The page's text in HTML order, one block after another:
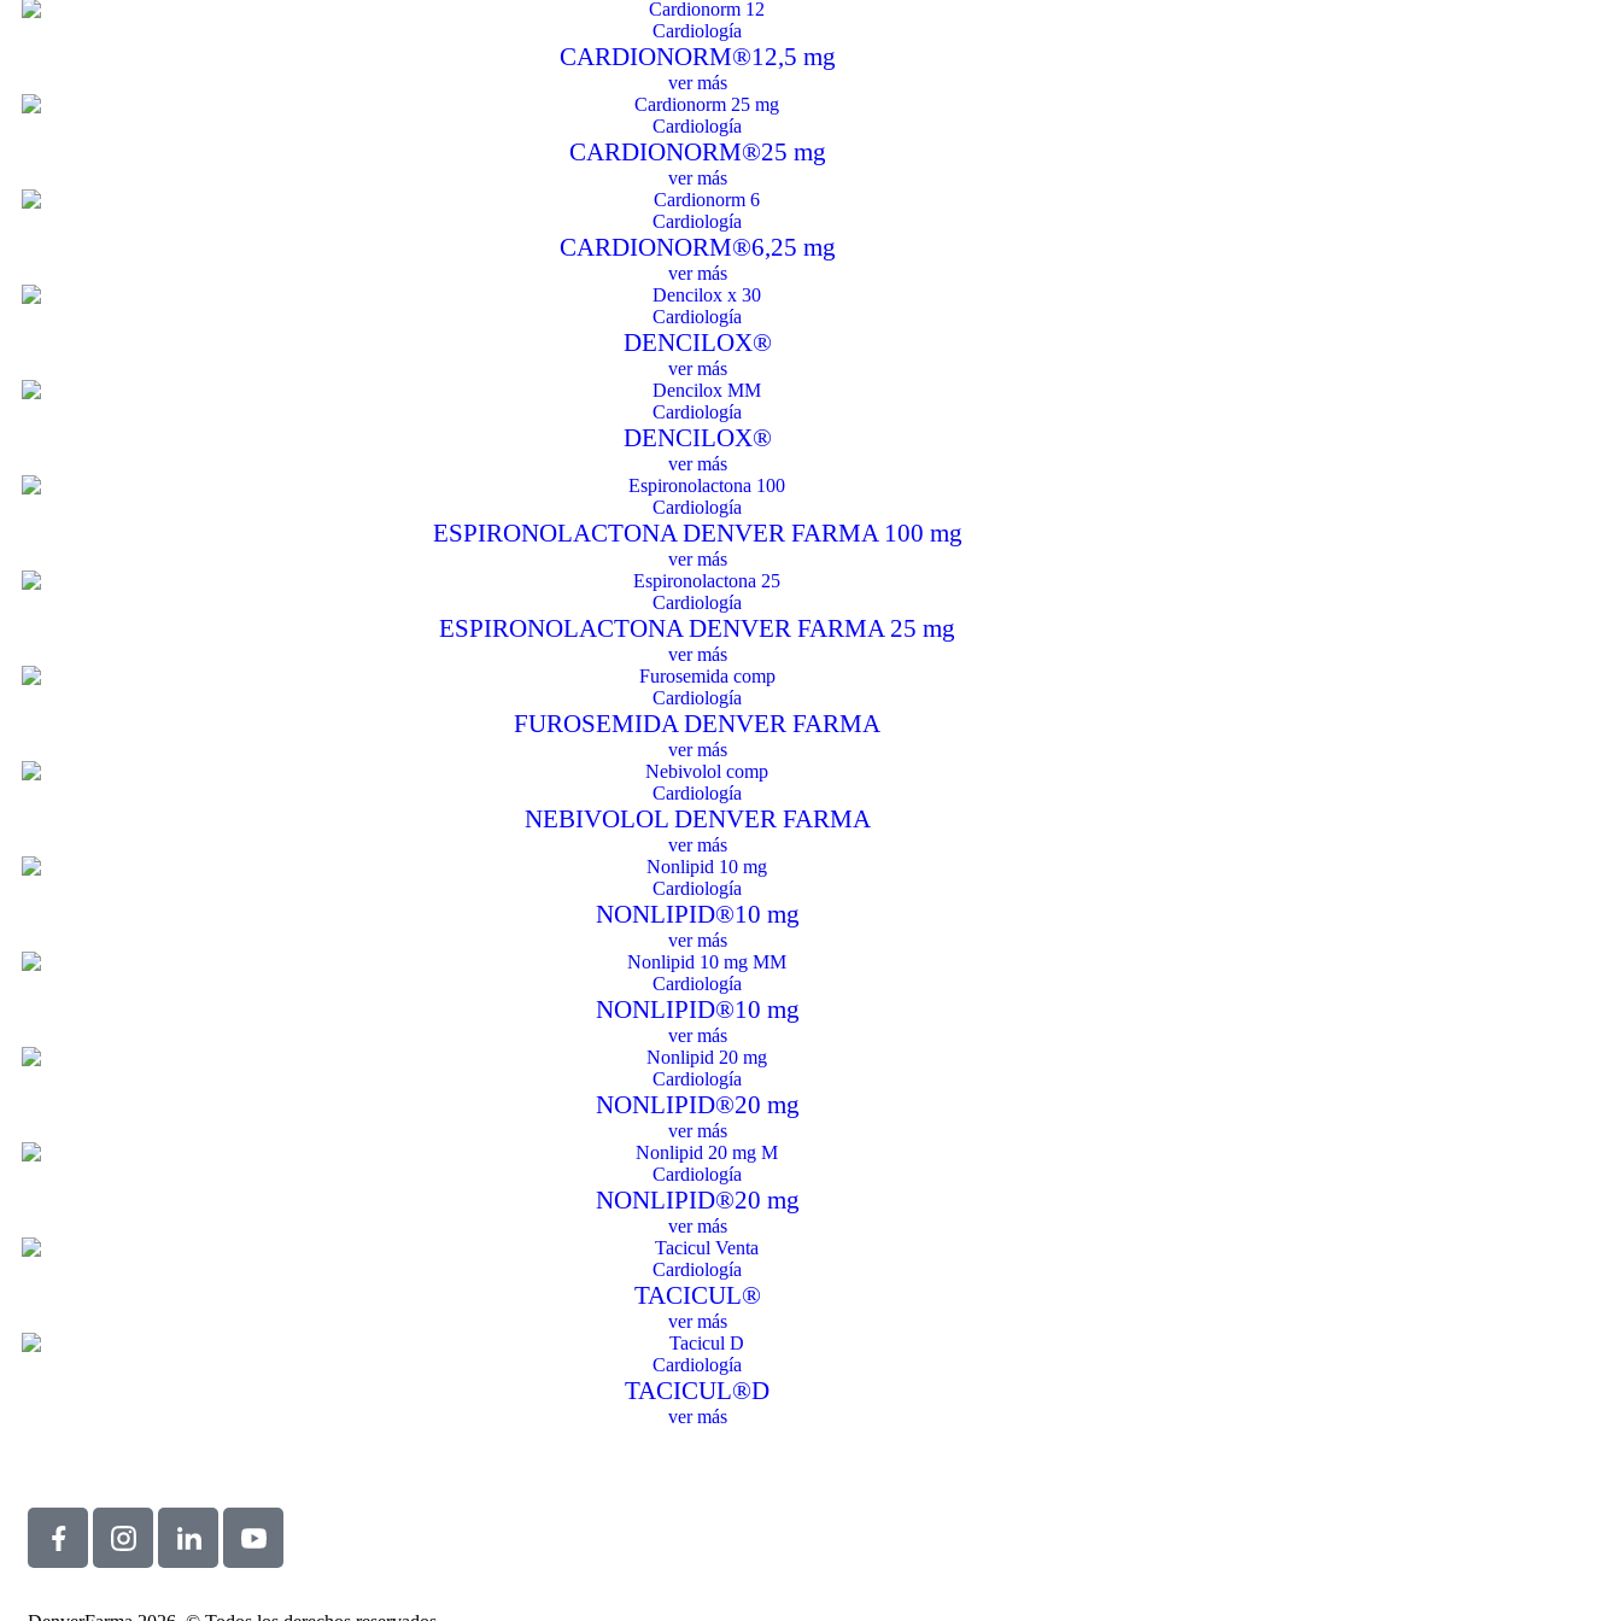
Cardiología
CARDIONORM®12,5 mg
ver más
Cardiología
CARDIONORM®25 mg
ver más
Cardiología
CARDIONORM®6,25 mg
ver más
Cardiología
DENCILOX®
ver más
Cardiología
DENCILOX®
ver más
Cardiología
ESPIRONOLACTONA DENVER FARMA 100 mg
ver más
Cardiología
ESPIRONOLACTONA DENVER FARMA 25 mg
ver más
Cardiología
FUROSEMIDA DENVER FARMA
ver más
Cardiología
NEBIVOLOL DENVER FARMA
ver más
Cardiología
NONLIPID®10 mg
ver más
Cardiología
NONLIPID®10 mg
ver más
Cardiología
NONLIPID®20 mg
ver más
Cardiología
NONLIPID®20 mg
ver más
Cardiología
TACICUL®
ver más
Cardiología
TACICUL®D
ver más